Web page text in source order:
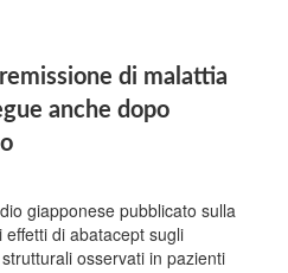
di malattia
anche dopo
giapponese pubblicato sulla
di abatacept sugli
osservati in pazienti